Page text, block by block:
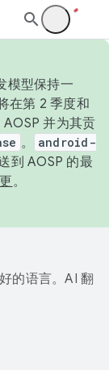
模型保持一
在第 2 季度和
并为其贡
。
android-
到 AOSP 的最
。
的语言。AI 翻